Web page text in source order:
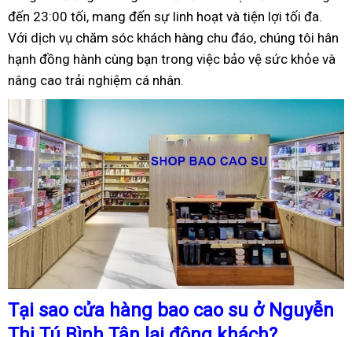
đến 23:00 tối, mang đến sự linh hoạt và tiện lợi tối đa.
Với dịch vụ chăm sóc khách hàng chu đáo, chúng tôi hân
hạnh đồng hành cùng bạn trong việc bảo vệ sức khỏe và
nâng cao trải nghiệm cá nhân.
Tại sao cửa hàng bao cao su ở Nguyễn